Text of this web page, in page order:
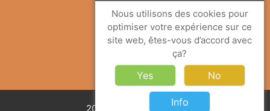
Deutsch
English
Italiano
2026 © Solemar Sicilia
Nous utilisons des cookies pour
optimiser votre expérience sur ce
site web, êtes-vous d’accord avec
ça?
Yes No
Info